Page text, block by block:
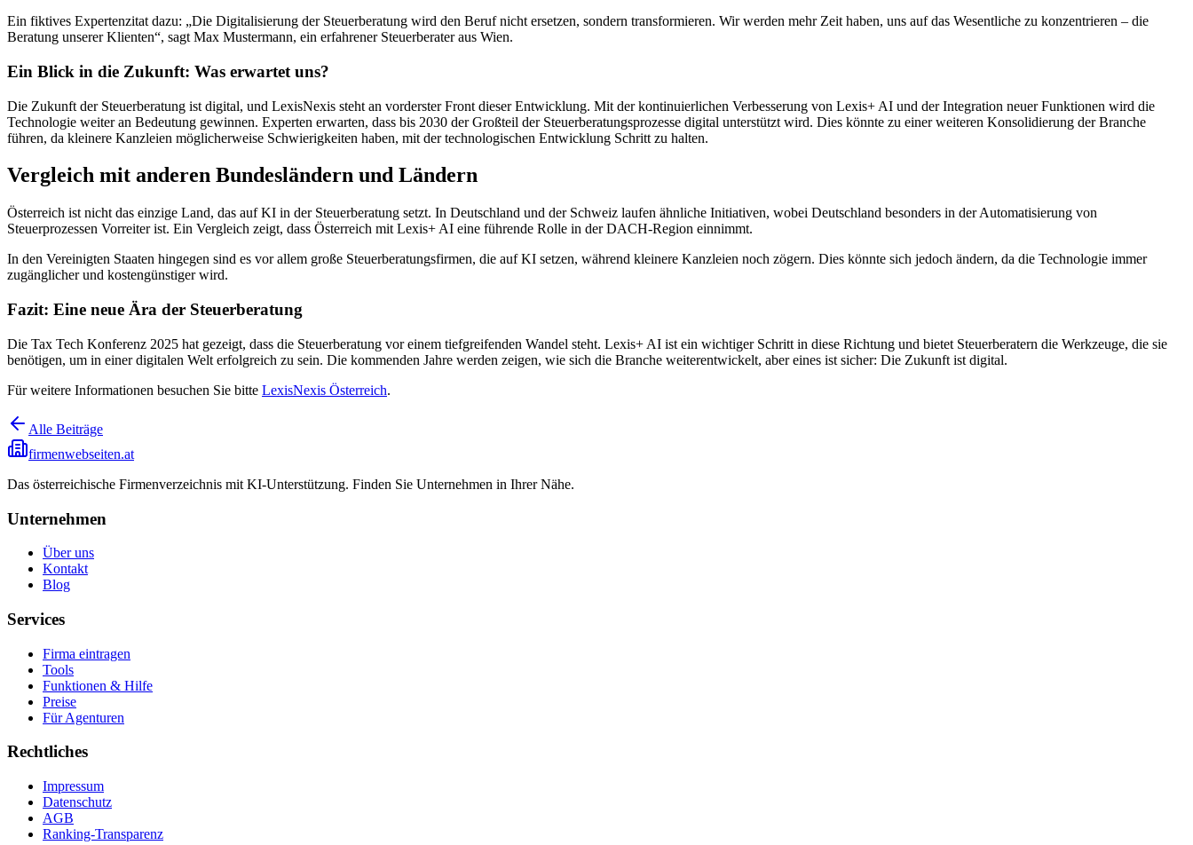
Ein fiktives Expertenzitat dazu: „Die Digitalisierung der Steuerberatung wird den Beruf nicht ersetzen, sondern transformieren. Wir werden mehr Zeit haben, uns auf das Wesentliche zu konzentrieren – die
Beratung unserer Klienten“, sagt Max Mustermann, ein erfahrener Steuerberater aus Wien.
Ein Blick in die Zukunft: Was erwartet uns?
Die Zukunft der Steuerberatung ist digital, und LexisNexis steht an vorderster Front dieser Entwicklung. Mit der kontinuierlichen Verbesserung von Lexis+ AI und der Integration neuer Funktionen wird die
Technologie weiter an Bedeutung gewinnen. Experten erwarten, dass bis 2030 der Großteil der Steuerberatungsprozesse digital unterstützt wird. Dies könnte zu einer weiteren Konsolidierung der Branche
führen, da kleinere Kanzleien möglicherweise Schwierigkeiten haben, mit der technologischen Entwicklung Schritt zu halten.
Vergleich mit anderen Bundesländern und Ländern
Österreich ist nicht das einzige Land, das auf KI in der Steuerberatung setzt. In Deutschland und der Schweiz laufen ähnliche Initiativen, wobei Deutschland besonders in der Automatisierung von
Steuerprozessen Vorreiter ist. Ein Vergleich zeigt, dass Österreich mit Lexis+ AI eine führende Rolle in der DACH-Region einnimmt.
In den Vereinigten Staaten hingegen sind es vor allem große Steuerberatungsfirmen, die auf KI setzen, während kleinere Kanzleien noch zögern. Dies könnte sich jedoch ändern, da die Technologie immer
zugänglicher und kostengünstiger wird.
Fazit: Eine neue Ära der Steuerberatung
Die Tax Tech Konferenz 2025 hat gezeigt, dass die Steuerberatung vor einem tiefgreifenden Wandel steht. Lexis+ AI ist ein wichtiger Schritt in diese Richtung und bietet Steuerberatern die Werkzeuge, die sie
benötigen, um in einer digitalen Welt erfolgreich zu sein. Die kommenden Jahre werden zeigen, wie sich die Branche weiterentwickelt, aber eines ist sicher: Die Zukunft ist digital.
Für weitere Informationen besuchen Sie bitte LexisNexis Österreich.
Alle Beiträge
firmenwebseiten.at
Das österreichische Firmenverzeichnis mit KI-Unterstützung. Finden Sie Unternehmen in Ihrer Nähe.
Unternehmen
Über uns
Kontakt
Blog
Services
Firma eintragen
Tools
Funktionen & Hilfe
Preise
Für Agenturen
Rechtliches
Impressum
Datenschutz
AGB
Ranking-Transparenz